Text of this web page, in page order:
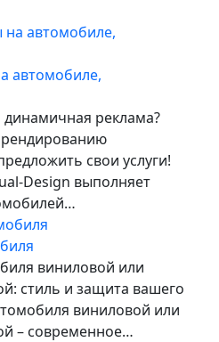
автомобиле,
реклама?
свои услуги!
Design выполняет
виниловой или
стиль и защита вашего
виниловой или
– современное…